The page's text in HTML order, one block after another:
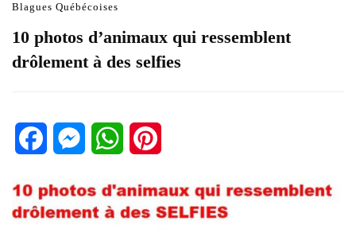
Blagues Québécoises
10 photos d’animaux qui ressemblent
drôlement à des selfies
FacebookMessengerWhatsApp